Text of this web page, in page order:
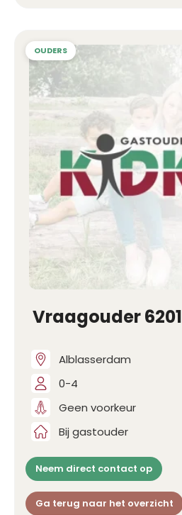
Vraagouder 6201
Alblasserdam
0-4
Geen voorkeur
Bij gastouder
Neem direct contact op
Ga terug naar het overzicht